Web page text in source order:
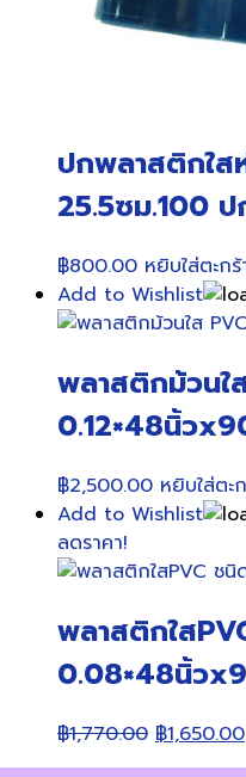
ปกพลาสติกใ
25.5ซม.100
฿800.00 หยิบใส่ตะกร้
Add to Wishlist
พลาสติกม้วนใ
0.12×48นิ้ว
฿2,500.00 หยิบใส่ตะ
Add to Wishlist
ลดราคา!
พลาสติกใส
0.08×48นิ้ว
฿1,770.00 Original
price
฿1,650.00